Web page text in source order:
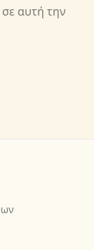
αυτή την